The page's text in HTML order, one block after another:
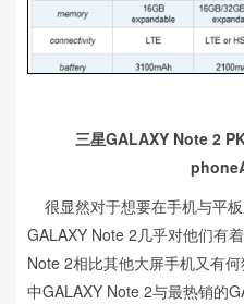
三星GALAXY Note 2
很显然对于想要在手机与平
GALAXY Note 2几乎对他们有
Note 2相比其他大屏手机又有
中GALAXY Note 2与最热销的